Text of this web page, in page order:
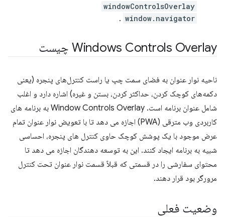
windowControlsOverlay
window.navigator
.
Windows Controls Overlay چیست
ناحیه نوار عنوان به فضای سمت چپ یا راست کنترل‌های پنجره (یعنی
دکمه‌های کوچک کردن، حداکثر کردن، بستن و غیره) اشاره دارد و اغلب
شامل عنوان برنامه است. Window Controls Overlay به برنامه های
کاربردی وب مترقی (PWA) اجازه می دهد تا با تعویض نوار عنوان تمام
عرض موجود با یک پوشش کوچک حاوی کنترل های پنجره، احساسی
شبیه به برنامه ایجاد کنند. این به توسعه دهندگان اجازه می دهد تا
محتوای سفارشی را در قسمتی که قبلاً قسمت نوار عنوان تحت کنترل
مرورگر بود قرار دهند.
وضعیت فعلی